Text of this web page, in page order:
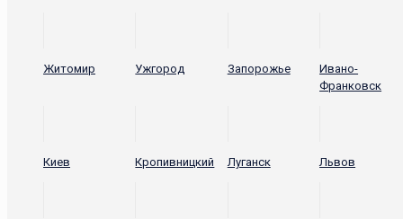
Житомир Ужгород Запорожье
Ивано-
Франковск
Киев Кропивницкий Луганск Львов